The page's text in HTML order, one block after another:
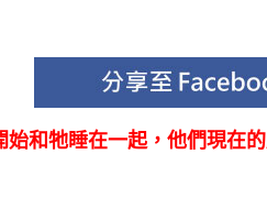
和牠睡在一起，他們現在